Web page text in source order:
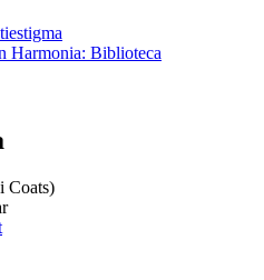
Harmonia: Biblioteca
Coats)